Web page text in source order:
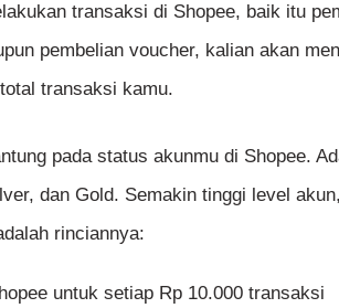
transaksi di Shopee, baik itu
pembelian voucher, kalian akan
transaksi kamu.
pada status akunmu di Shopee.
dan Gold. Semakin tinggi level
rinciannya:
untuk setiap Rp 10.000 transaksi